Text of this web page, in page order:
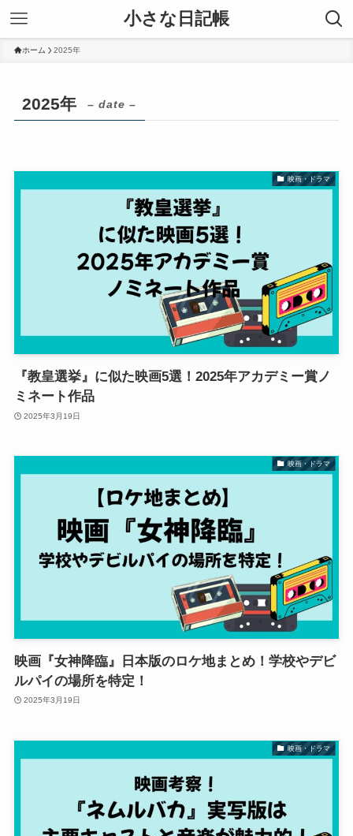
小さな日記帳
ホーム 2025年
2025年 – date –
映画・ドラマ
『教皇選挙』に似た映画5選！2025年アカデミー賞ノ
ミネート作品
2025年3月19日
映画・ドラマ
映画『女神降臨』日本版のロケ地まとめ！学校やデビ
ルパイの場所を特定！
2025年3月19日
映画・ドラマ